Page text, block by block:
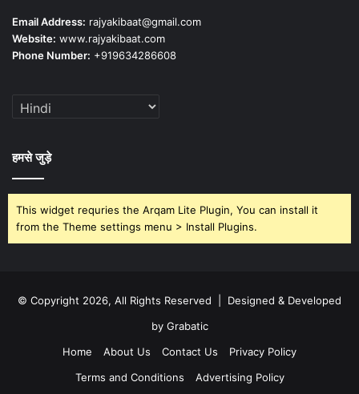
Email Address: rajyakibaat@gmail.com
Website: www.rajyakibaat.com
Phone Number: +919634286608
हमसे जुड़े
This widget requries the Arqam Lite Plugin, You can install it
from the Theme settings menu > Install Plugins.
© Copyright 2026, All Rights Reserved | Designed & Developed
by Grabatic
Home
About Us Contact Us
Privacy Policy
Terms and Conditions
Advertising Policy